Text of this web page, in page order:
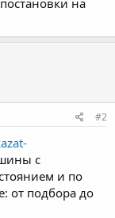
#2
с
и по
от подбора до